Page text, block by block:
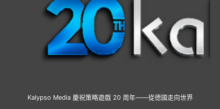
Kalypso Media 慶祝策略遊戲 20 周年——從德國走向世界